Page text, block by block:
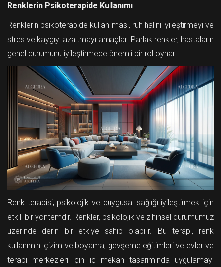
Renklerin Psikoterapide Kullanımı
Renklerin psikoterapide kullanılması, ruh halini iyileştirmeyi ve
stres ve kaygıyı azaltmayı amaçlar. Parlak renkler, hastaların
genel durumunu iyileştirmede önemli bir rol oynar.
Renk terapisi, psikolojik ve duygusal sağlığı iyileştirmek için
etkili bir yöntemdir. Renkler, psikolojik ve zihinsel durumumuz
üzerinde derin bir etkiye sahip olabilir. Bu terapi, renk
kullanımını çizim ve boyama, gevşeme eğitimleri ve evler ve
terapi merkezleri için iç mekan tasarımında uygulamayı